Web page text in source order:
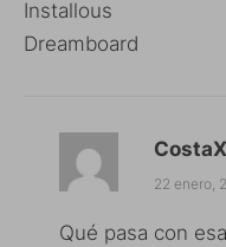
Installous
Dreamboard
22 enero,
Qué pasa con